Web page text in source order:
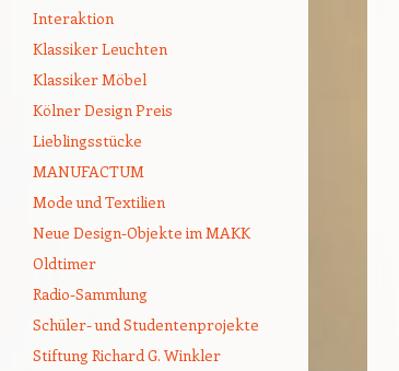
Interaktion
Klassiker Leuchten
Klassiker Möbel
Kölner Design Preis
Lieblingsstücke
MANUFACTUM
Mode und Textilien
Neue Design-Objekte im MAKK
Oldtimer
Radio-Sammlung
Schüler- und Studentenprojekte
Stiftung Richard G. Winkler